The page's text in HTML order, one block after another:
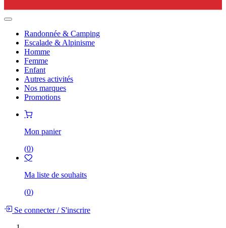
Randonnée & Camping
Escalade & Alpinisme
Homme
Femme
Enfant
Autres activités
Nos marques
Promotions
Mon panier
(0)
Ma liste de souhaits
(0)
Se connecter/S'inscrire